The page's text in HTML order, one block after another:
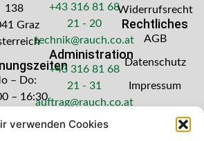
verwenden Cookies
138
Graz
– Do:
– 16:30
08:00
+43 316 81 68
21 - 20
technik@rauch.co.at
Administration
+43 316 81 68
21 - 31
auftrag@rauch.co.at
Widerrufsrecht
Rechtliches
AGB
Datenschutz
Impressum